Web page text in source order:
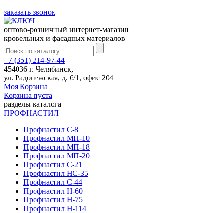
заказать звонок
оптово-розничный интернет-магазин
кровельных и фасадных материалов
+7 (351) 214-97-44
454036 г. Челябинск,
ул. Радонежская, д. 6/1, офис 204
Моя Корзина
Корзина пуста
разделы каталога
ПРОФНАСТИЛ
Профнастил С-8
Профнастил МП-10
Профнастил МП-18
Профнастил МП-20
Профнастил С-21
Профнастил НС-35
Профнастил С-44
Профнастил Н-60
Профнастил Н-75
Профнастил Н-114